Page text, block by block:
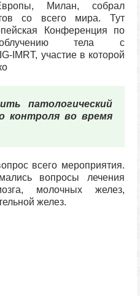
Милан, собрал
со всего мира. Тут
Конференция по
облучению тела с
IMRT, участие в которой
патологический
контроля во время
всего мероприятия.
вопросы лечения
молочных желез,
желез.